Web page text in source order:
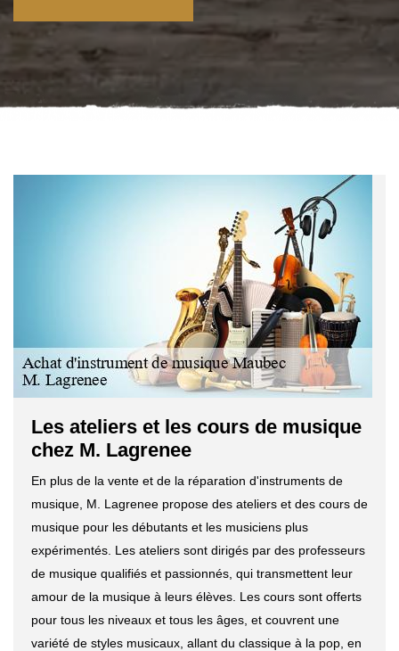
Les ateliers et les cours de musique
chez M. Lagrenee
En plus de la vente et de la réparation d'instruments de
musique, M. Lagrenee propose des ateliers et des cours de
musique pour les débutants et les musiciens plus
expérimentés. Les ateliers sont dirigés par des professeurs
de musique qualifiés et passionnés, qui transmettent leur
amour de la musique à leurs élèves. Les cours sont offerts
pour tous les niveaux et tous les âges, et couvrent une
variété de styles musicaux, allant du classique à la pop, en